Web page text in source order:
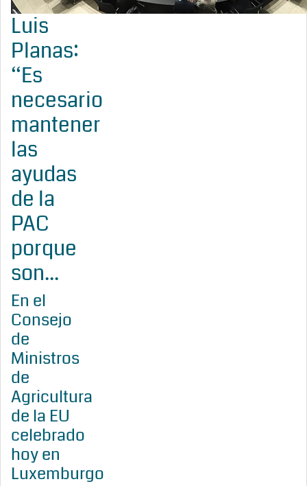
Luis
Planas:
“Es
necesario
mantener
las
ayudas
de la
PAC
porque
son...
En el
Consejo
de
Ministros
de
Agricultura
de la EU
celebrado
hoy en
Luxemburgo